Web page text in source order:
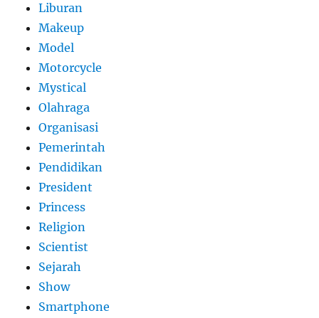
Liburan
Makeup
Model
Motorcycle
Mystical
Olahraga
Organisasi
Pemerintah
Pendidikan
President
Princess
Religion
Scientist
Sejarah
Show
Smartphone